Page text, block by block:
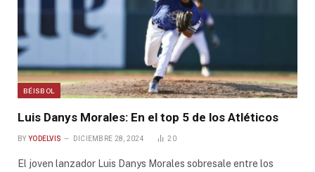
BÉISBOL
Luis Danys Morales: En el top 5 de los Atléticos
BY YODELVIS DICIEMBRE 28, 2024 20
El joven lanzador Luis Danys Morales sobresale entre los